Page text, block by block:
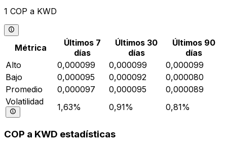
1 COP a KWD
Métrica
Últimos 7
días
Últimos 30
días
Últimos 90
días
Alto
0,000099 0,000099
0,000099
Bajo
0,000095 0,000092
0,000080
Promedio
0,000097 0,000095
0,000089
Volatilidad
1,63% 0,91% 0,81%
COP a KWD estadísticas